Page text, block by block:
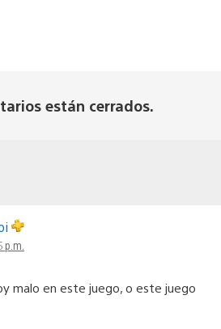
están cerrados.
malo en este juego, o este juego